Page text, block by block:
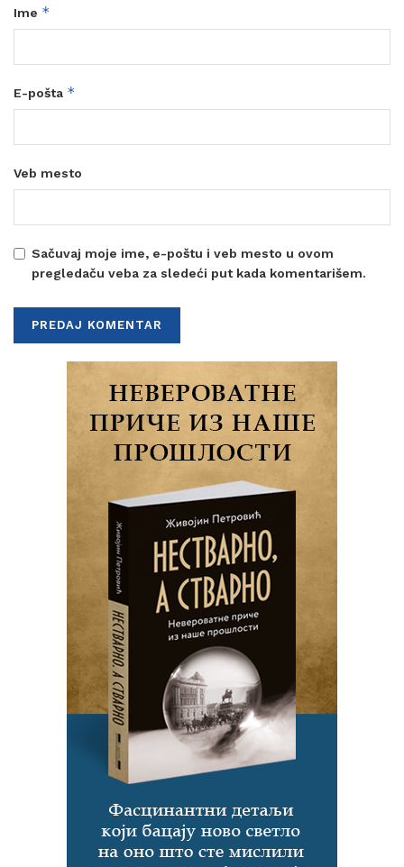
Ime *
E-pošta *
Veb mesto
Sačuvaj moje ime, e-poštu i veb mesto u ovom
pregledaču veba za sledeći put kada komentarišem.